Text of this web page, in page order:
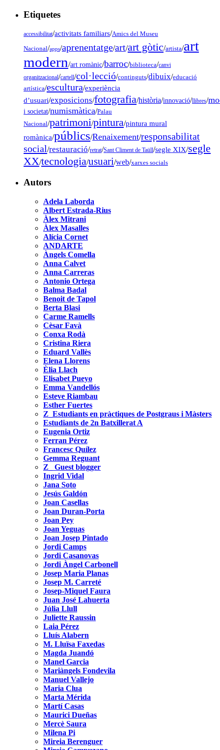
Etiquetes
accessibilitat/activitats familiars/Amics del Museu
Nacional/apps/aprenentatge/art/art gòtic/artista/art
modern/art romànic/barroc/biblioteca/canvi
organitzacional/cartell/col·lecció/continguts/dibuix/educació
artística/escultura/experiència
d’usuari/exposicions/fotografia/història/innovació/llibres/
i societat/numismàtica/Palau
Nacional/patrimoni/pintura/pintura mural
romànica/públics/Renaixement/responsabilitat
social/restauració/retrat/Sant Climent de Taüll/segle XIX/segle
XX/tecnologia/usuari/web/xarxes socials
Autors
Adela Laborda
Albert Estrada-Rius
Àlex Mitrani
Àlex Masalles
Alícia Cornet
ANDARTE
Àngels Comella
Anna Calvet
Anna Carreras
Antonio Ortega
Balma Badal
Benoit de Tapol
Berta Blasi
Carme Ramells
Cèsar Favà
Conxa Rodà
Cristina Riera
Eduard Vallès
Elena Llorens
Èlia Llach
Elisabet Pueyo
Emma Vandellós
Esteve Riambau
Esther Fuertes
Z_Estudiants en pràctiques de Postgraus i Màsters
Estudiants de 2n Batxillerat A
Eugenia Ortiz
Ferran Pérez
Francesc Quílez
Gemma Reguant
Z_ Guest blogger
Ingrid Vidal
Jana Soto
Jesús Galdón
Joan Casellas
Joan Duran-Porta
Joan Pey
Joan Yeguas
Joan Josep Pintado
Jordi Camps
Jordi Casanovas
Jordi Àngel Carbonell
Josep Maria Planas
Josep M. Carreté
Josep-Miquel Faura
Juan José Lahuerta
Júlia Llull
Juliette Raussin
Laia Pérez
Lluís Alabern
M. Lluïsa Faxedas
Magda Juandó
Manel Garcia
Mariàngels Fondevila
Manuel Vallejo
Maria Clua
Marta Mérida
Martí Casas
Maurici Dueñas
Mercè Saura
Milena Pi
Mireia Berenguer